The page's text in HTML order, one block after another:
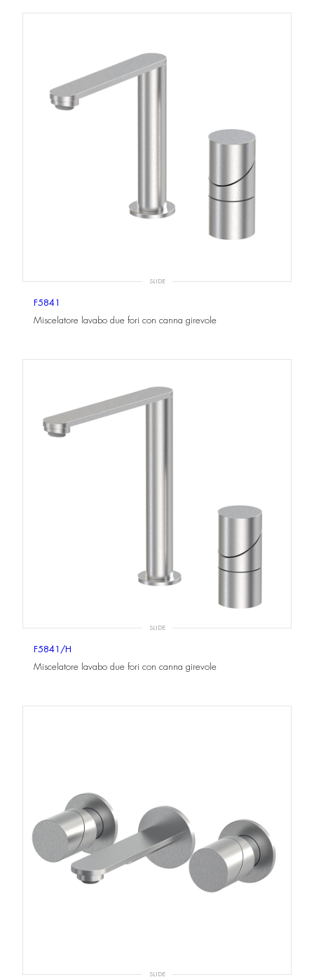
SLIDE
F5841
Miscelatore lavabo due fori con canna girevole
SLIDE
F5841/H
Miscelatore lavabo due fori con canna girevole
SLIDE